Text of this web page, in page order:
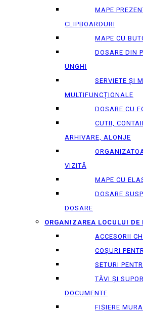
MAPE
CLIPBOARDURI
MAPE CU
DOSARE DIN
UNGHI
SERVIETE ȘI
MULTIFUNCȚIONALE
DOSARE CU
CUTII,
ARHIVARE, ALONJE
VIZITĂ
MAPE CU
DOSARE
DOSARE
ORGANIZAREA LOCULUI DE
ACCESORII
COȘURI
SETURI
TĂVI ȘI
DOCUMENTE
FIȘIERE